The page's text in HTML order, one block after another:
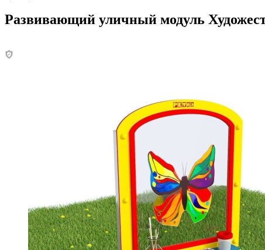
Развивающий уличный модуль